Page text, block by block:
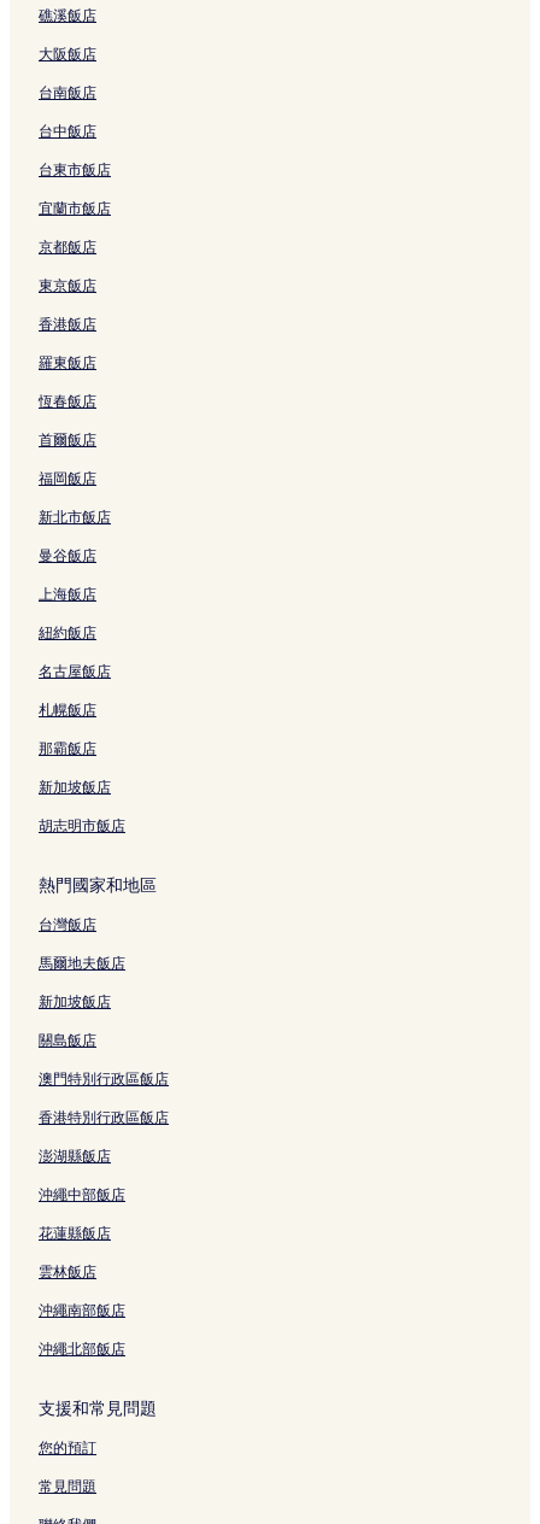
新港奉天宮附近的飯店
高鐵嘉義站附近的飯店
義竹飯店
國立中正大學附近的飯店
溪口飯店
東石漁人碼頭附近的飯店
民雄飯店
十四甲山附近的飯店
嘉義酒廠酒類文物館附近的飯店
國家廣播文物館附近的飯店
東石鄉飯店
嘉義縣表演藝術中心附近的飯店
嘉義縣的設有停車場的飯店
嘉義縣的提供免費早餐的飯店
嘉義縣的提供無線上網的飯店
竹崎的設有停車場的飯店
竹崎的提供免費早餐的飯店
阿里山的設有停車場的飯店
中埔的設有停車場的飯店
梅山的提供免費早餐的飯店
梅山的設有停車場的飯店
布袋的設有停車場的飯店
瑞里的提供免費早餐的飯店
布袋的旅館
梅山的民宿
嘉義縣的民宿
布袋 3 星級飯店
竹崎 3 星級飯店
礁溪飯店
大阪飯店
台南飯店
台中飯店
台東市飯店
宜蘭市飯店
京都飯店
東京飯店
香港飯店
羅東飯店
恆春飯店
首爾飯店
福岡飯店
新北市飯店
曼谷飯店
上海飯店
紐約飯店
名古屋飯店
札幌飯店
那霸飯店
新加坡飯店
胡志明市飯店
熱門國家和地區
台灣飯店
馬爾地夫飯店
新加坡飯店
關島飯店
澳門特別行政區飯店
香港特別行政區飯店
澎湖縣飯店
沖繩中部飯店
花蓮縣飯店
雲林飯店
沖繩南部飯店
沖繩北部飯店
支援和常見問題
您的預訂
常見問題